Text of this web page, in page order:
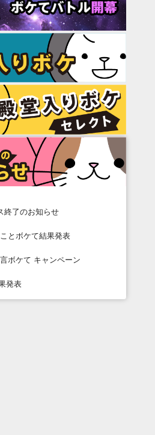
終了のお知らせ
とボケて結果発表
ボケて キャンペーン
発表